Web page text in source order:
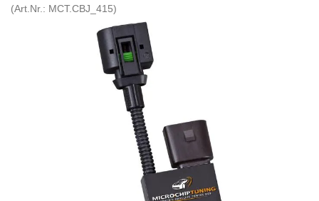
(Art.Nr.: MCT.CBJ_415)